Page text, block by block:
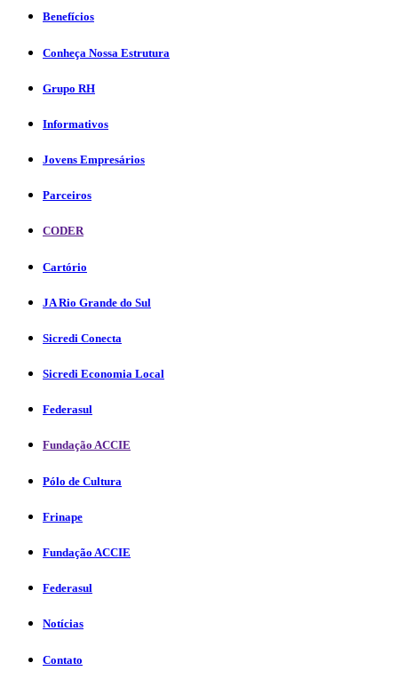
Benefícios
Conheça Nossa Estrutura
Grupo RH
Informativos
Jovens Empresários
Parceiros
CODER
Cartório
JA Rio Grande do Sul
Sicredi Conecta
Sicredi Economia Local
Federasul
Fundação ACCIE
Pólo de Cultura
Frinape
Fundação ACCIE
Federasul
Notícias
Contato